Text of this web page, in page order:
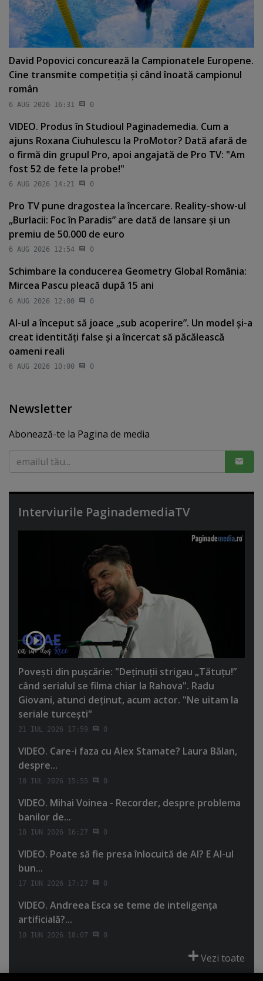
David Popovici concurează la Campionatele Europene.
Cine transmite competiţia şi când înoată campionul
român
6 AUG 2026 16:31 0
VIDEO. Produs în Studioul Paginademedia. Cum a
ajuns Roxana Ciuhulescu la ProMotor? Dată afară de
o firmă din grupul Pro, apoi angajată de Pro TV: "Am
fost 52 de fete la probe!"
6 AUG 2026 14:21 0
Pro TV pune dragostea la încercare. Reality-show-ul
„Burlacii: Foc în Paradis” are dată de lansare şi un
premiu de 50.000 de euro
6 AUG 2026 12:54 0
Schimbare la conducerea Geometry Global România:
Mircea Pascu pleacă după 15 ani
6 AUG 2026 12:00 0
AI-ul a început să joace „sub acoperire”. Un model şi-a
creat identităţi false şi a încercat să păcălească
oameni reali
6 AUG 2026 10:00 0
Newsletter
Abonează-te la Pagina de media
Interviurile PaginademediaTV
Poveşti din puşcărie: "Deţinuţii strigau „Tătuţu!”
când serialul se filma chiar la Rahova". Radu
Giovani, atunci deţinut, acum actor. "Ne uitam la
seriale turceşti"
21 IUL 2026 17:59 0
VIDEO. Care-i faza cu Alex Stamate? Laura Bălan,
despre...
18 IUL 2026 15:55 0
VIDEO. Mihai Voinea - Recorder, despre problema
banilor de...
18 IUN 2026 16:27 0
VIDEO. Poate să fie presa înlocuită de AI? E AI-ul
bun...
17 IUN 2026 17:27 0
VIDEO. Andreea Esca se teme de inteligenţa
artificială?...
10 IUN 2026 18:07 0
Vezi toate